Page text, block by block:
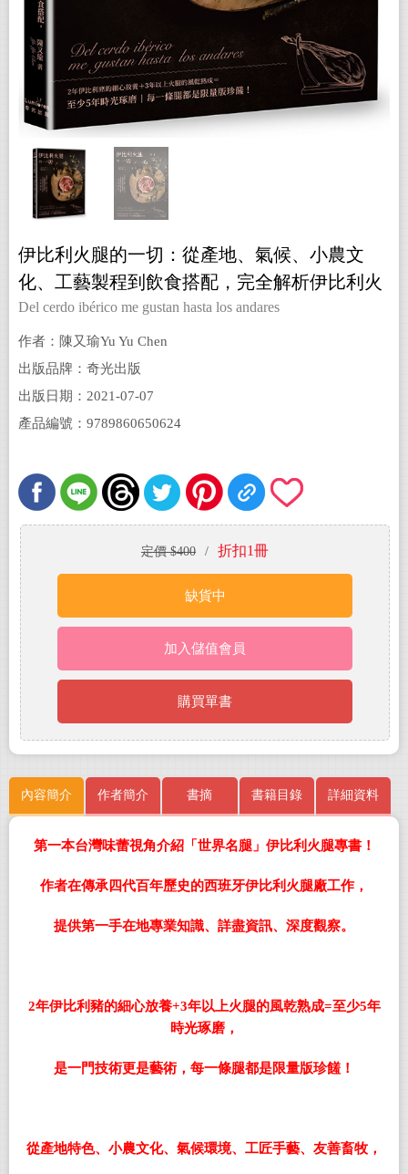
伊比利火腿的一切：從產地、氣候、小農文
化、工藝製程到飲食搭配，完全解析伊比利火
腿的美味祕密
Del cerdo ibérico me gustan hasta los andares
作者：陳又瑜Yu Yu Chen
出版品牌：奇光出版
出版日期：2021-07-07
產品編號：9789860650624
定價 $400 / 折扣1冊
缺貨中
加入儲值會員
購買單書
內容簡介 作者簡介 書摘 書籍目錄 詳細資料
第一本台灣味蕾視角介紹「世界名腿」伊比利火腿專書！
作者在傳承四代百年歷史的西班牙伊比利火腿廠工作，
提供第一手在地專業知識、詳盡資訊、深度觀察。
2年伊比利豬的細心放養+3年以上火腿的風乾熟成=至少5年
時光琢磨，
是一門技術更是藝術，每一條腿都是限量版珍饈 ！
從產地特色、小農文化、氣候環境、工匠手藝、 友善畜牧 ，